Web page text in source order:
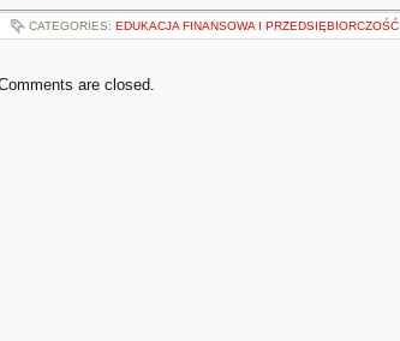
CATEGORIES: EDUKACJA FINANSOWA I PRZEDSIĘBIORCZOŚĆ
are closed.